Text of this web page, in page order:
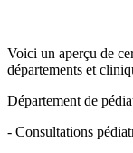
Voici un aperçu de
départements et
Département de
- Consultations